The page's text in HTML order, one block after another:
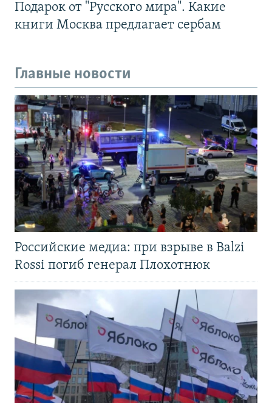
Подарок от "Русского мира". Какие
книги Москва предлагает сербам
Главные новости
Российские медиа: при взрыве в Balzi
Rossi погиб генерал Плохотнюк